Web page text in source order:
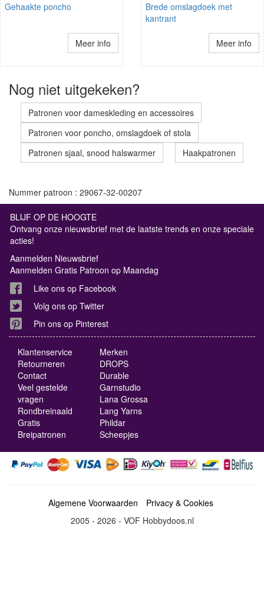
Gehaakte poncho
Meer info
Brede omslagdoek met
kantrant
Meer info
Nog niet uitgekeken?
Patronen voor dameskleding en accessoires
Patronen voor poncho, omslagdoek of stola
Patronen sjaal, snood halswarmer
Haakpatronen
Nummer patroon : 29067-32-00207
BLIJF OP DE HOOGTE
Ontvang onze nieuwsbrief met de laatste trends en onze speciale
acties!
Aanmelden Nieuwsbrief
Aanmelden Gratis Patroon op Maandag
Like ons op Facebook
Volg ons op Twitter
Pin ons op Pinterest
Klantenservice
Retourneren
Contact
Veel gestelde
vragen
Rondbreinaald
Gratis
Breipatronen
Merken
DROPS
Durable
Garnstudio
Lana Grossa
Lang Yarns
Phildar
Scheepjes
Algemene Voorwaarden
Privacy & Cookies
2005 - 2026 - VOF Hobbydoos.nl